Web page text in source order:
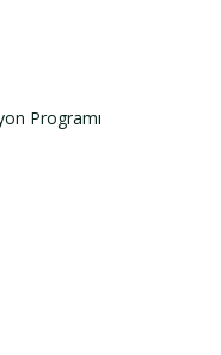
Programı